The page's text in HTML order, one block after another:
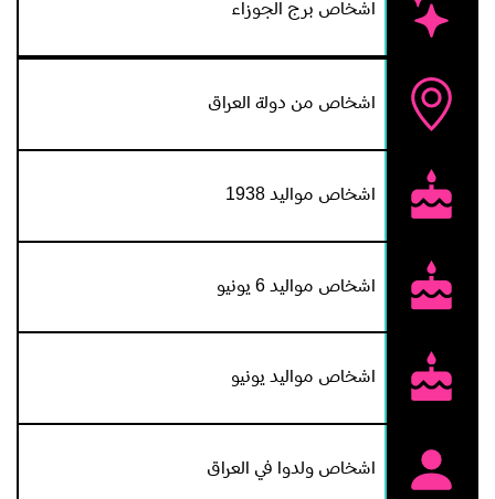
اشخاص برج الجوزاء
اشخاص من دولة العراق
اشخاص مواليد 1938
اشخاص مواليد 6 يونيو
اشخاص مواليد يونيو
اشخاص ولدوا في العراق